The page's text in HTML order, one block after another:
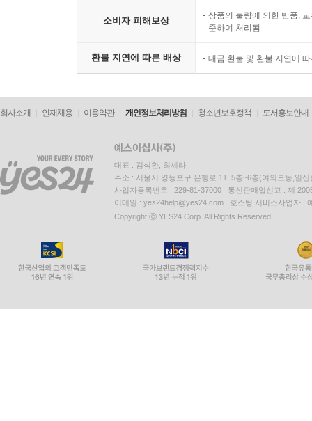
소비자 피해보상
상품의 불량에 의한 반품,
준하여 처리됨
환불 지연에 따른 배상 대금 환불 및 환불 지연에
회사소개 인재채용 이용약관 개인정보처리방침 청소년보호정책 도서홍보안내
대표 : 김석환, 최세라
주소 : 서울시 영등포구 은행로 11, 5층~6층(여의도동,일신
사업자등록번호 : 229-81-37000 통신판매업신고 : 제
이메일 : yes24help@yes24.com 호스팅 서비스사업자 :
Copyright ⓒ YES24 Corp. All Rights Reserved.